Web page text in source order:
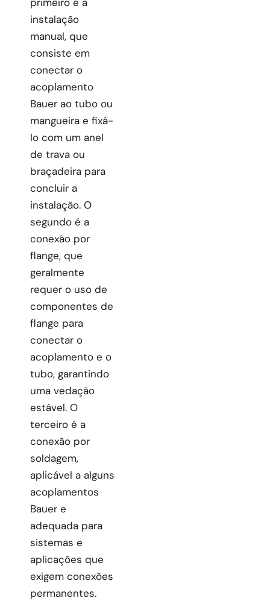
instalação
manual, que
consiste em
conectar o
acoplamento
Bauer ao tubo ou
mangueira e fixá-
lo com um anel
de trava ou
braçadeira para
concluir a
instalação. O
segundo é a
conexão por
flange, que
geralmente
requer o uso de
componentes de
flange para
conectar o
acoplamento e o
tubo, garantindo
uma vedação
estável. O
terceiro é a
conexão por
soldagem,
aplicável a alguns
acoplamentos
Bauer e
adequada para
sistemas e
aplicações que
exigem conexões
permanentes.